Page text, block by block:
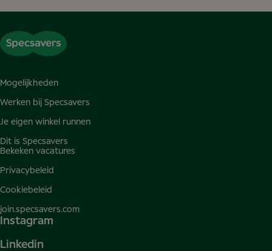
Mogelijkheden
Werken bij Specsavers
Je eigen winkel runnen
Dit is Specsavers
Bekeken vacatures
Privacybeleid
Cookiebeleid
join.specsavers.com
Instagram
Linkedin